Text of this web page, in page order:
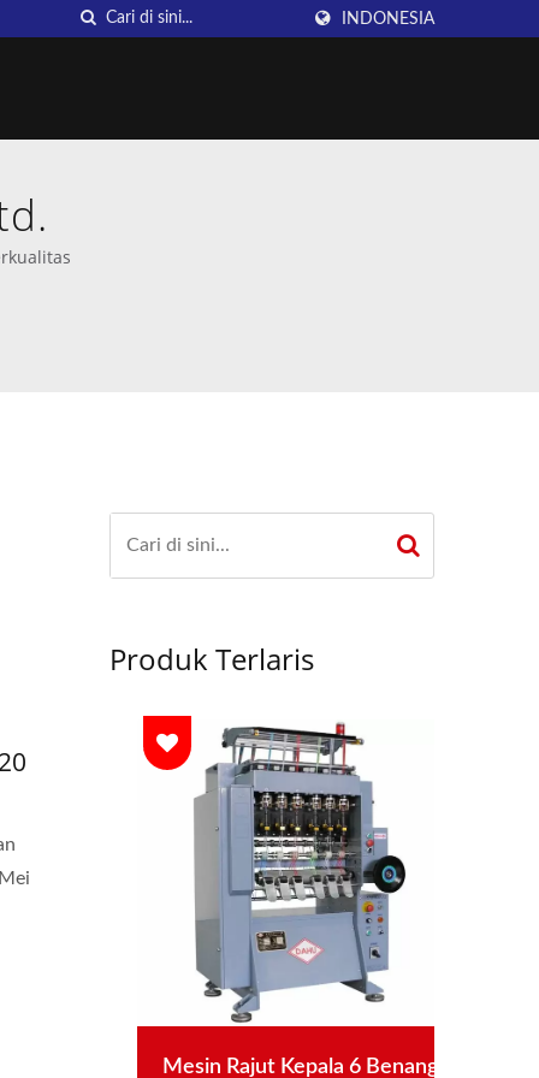
INDONESIA
Produk Terlaris
Mesin Rajut Kepala 6 Benang